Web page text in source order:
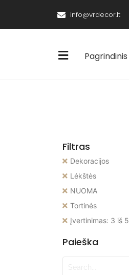
info@vrdecor.lt
Pagrindinis
Filtras
Dekoracijos
Lėkštės
NUOMA
Tortinės
Įvertinimas: 3 iš 5
Paieška